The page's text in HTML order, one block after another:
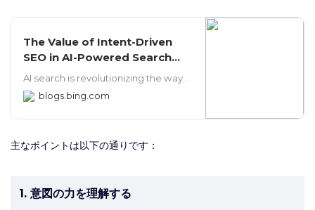
The Value of Intent-Driven
SEO in AI-Powered Search
Engines
AI search is revolutionizing the way
customers interact with businesses,
creating hyper-personalized
experiences that are empowering
information in new ways. Learn how
your site’s search performance.
blogs.bing.com
主なポイントは以下の通りです：
1. 意図の力を理解する